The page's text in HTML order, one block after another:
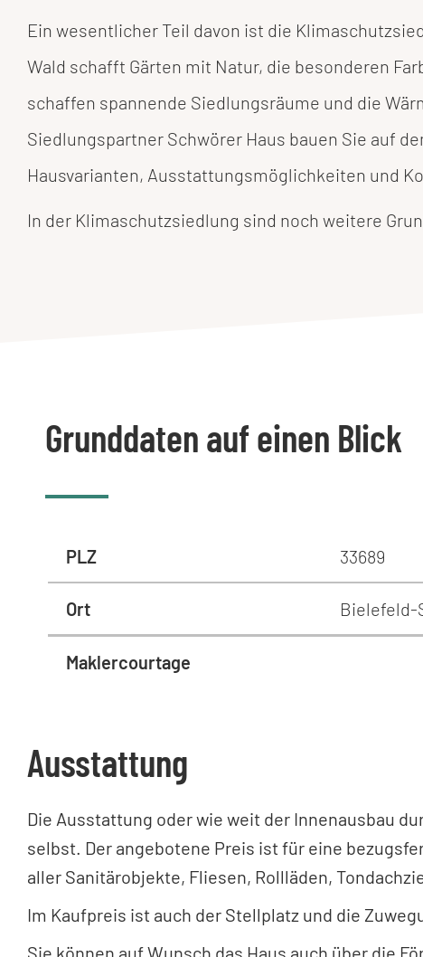
Ein wesentlicher Teil davon ist die
Wald schafft Gärten mit Natur, die besonderen
schaffen spannende Siedlungsräume und die
Siedlungspartner Schwörer Haus bauen Sie auf
Hausvarianten, Ausstattungsmöglichkeiten und
In der Klimaschutzsiedlung sind noch weitere
Grunddaten auf einen Blick
PLZ 33689
Ort Bielefeld-
Maklercourtage
Ausstattung
Die Ausstattung oder wie weit der Innenausbau
selbst. Der angebotene Preis ist für eine
aller Sanitärobjekte, Fliesen, Rollläden,
Im Kaufpreis ist auch der Stellplatz und die
Sie können auf Wunsch das Haus auch über die